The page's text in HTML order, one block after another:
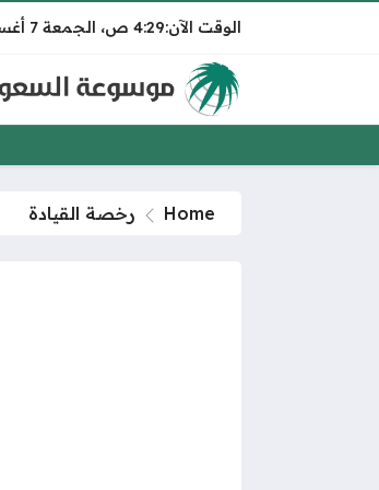
4:29 ص الجمعة 7 أغسطس 2026
Home رخصة القيادة